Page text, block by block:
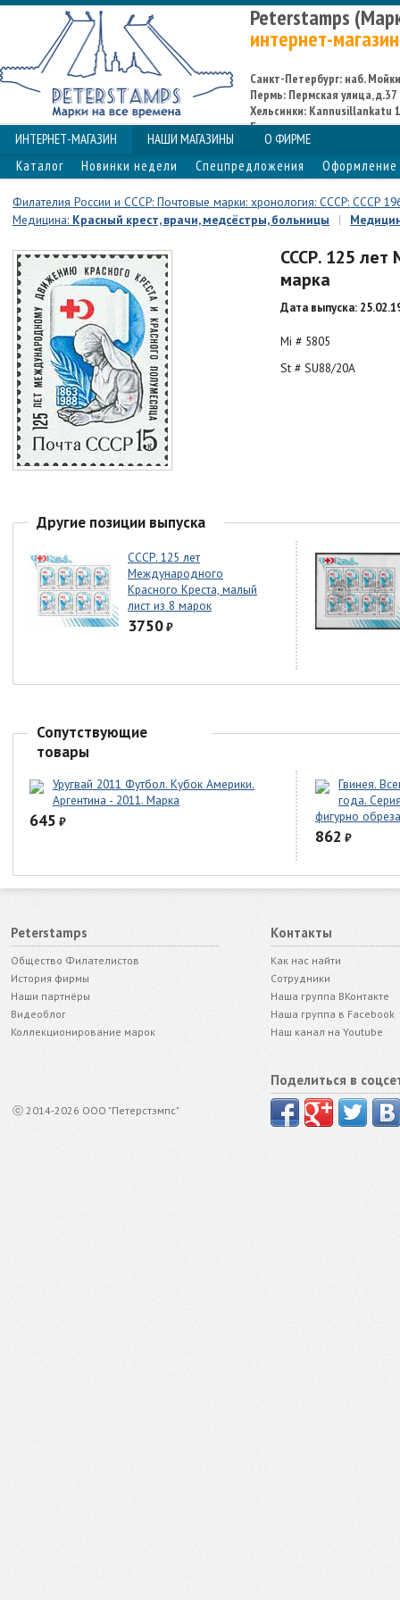
Peterstamps
интернет-магазин
Санкт-Петербург: наб.
Пермь: Пермская улица, д.37
Хельсинки: Kannusillankatu
Espoo
ИНТЕРНЕТ-МАГАЗИН НАШИ МАГАЗИНЫ
О ФИРМЕ
Каталог
Новинки недели Спецпредложения Оформление
Филателия России и СССР: Почтовые марки: хронология: СССР: СССР
Медицина: Красный крест, врачи, медсёстры, больницы |
СССР. 125 лет
марка
Дата выпуска:
Mi # 5805
St # SU88/20A
Другие позиции выпуска
СССР. 125 лет
Международного
Красного Креста, малый
лист из 8 марок
3750₽
Сопутствующие
товары
Уругвай 2011 Футбол. Кубок Америки.
Аргентина - 2011. Марка
645 ₽
Гвинея.
года.
фигурно
862 ₽
Peterstamps
Общество Филателистов
История фирмы
Наши партнёры
Видеоблог
Коллекционирование марок
ⓒ 2014-2026 ООО "Петерстэмпс"
Контакты
Как нас найти
Сотрудники
Наша группа ВКонтакте
Наша группа в Facebook
Наш канал на Youtube
Поделиться в